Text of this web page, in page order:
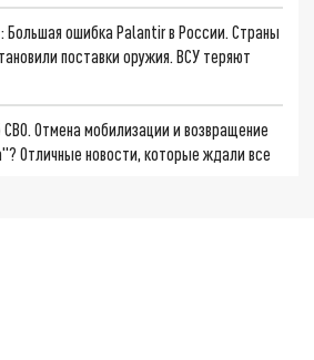
Большая ошибка Palantir в России. Страны
поставки оружия. ВСУ теряют
СВО. Отмена мобилизации и возвращение
Отличные новости, которые ждали все